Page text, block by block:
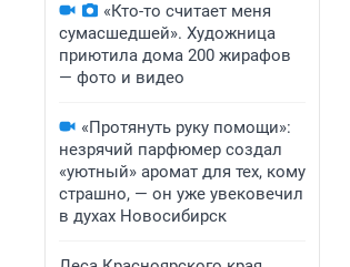
«Кто-то считает меня
сумасшедшей». Художница
приютила дома 200 жирафов
— фото и видео
«Протянуть руку помощи»:
незрячий парфюмер создал
«уютный» аромат для тех, кому
страшно, — он уже увековечил
в духах Новосибирск